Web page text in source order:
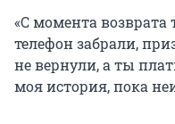
«С момента
телефон забрали,
не вернули, а ты
моя история, пока